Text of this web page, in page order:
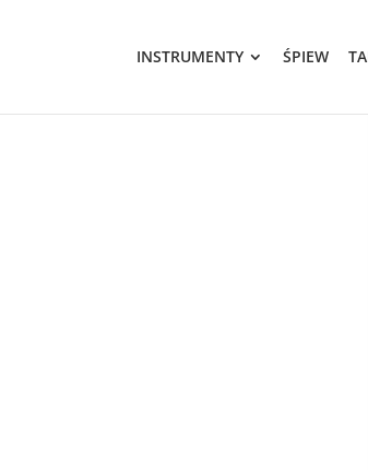
INSTRUMENTY ŚPIEW